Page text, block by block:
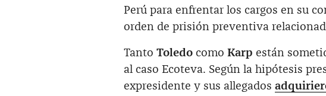
Perú para enfrentar los cargos en su
orden de prisión preventiva
Tanto Toledo como Karp están
al caso Ecoteva. Según la hipótesis
expresidente y sus allegados